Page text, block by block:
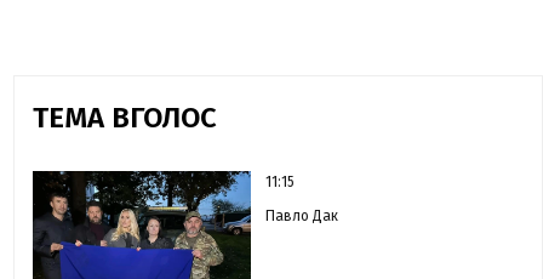
ТЕМА ВГОЛОС
11:15
Павло Дак